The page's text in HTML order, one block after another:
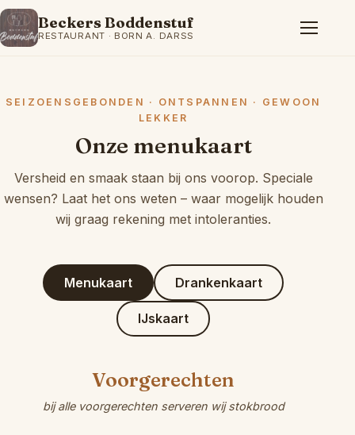
Beckers Boddenstuf
RESTAURANT · BORN A. DARSS
SEIZOENSGEBONDEN · ONTSPANNEN · GEWOON
LEKKER
Onze menukaart
Versheid en smaak staan bij ons voorop. Speciale
wensen? Laat het ons weten – waar mogelijk houden
wij graag rekening met intoleranties.
Menukaart Drankenkaart
IJskaart
Voorgerechten
bij alle voorgerechten serveren wij stokbrood